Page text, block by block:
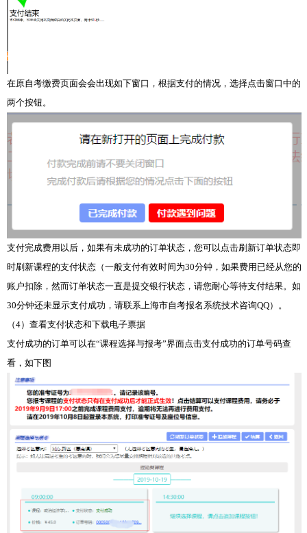
在原自考缴费页面会会出现如下窗口，根据支付的情况，选择点击窗口中的
两个按钮。
支付完成费用以后，如果有未成功的订单状态，您可以点击刷新订单状态即
时刷新课程的支付状态（一般支付有效时间为30分钟，如果费用已经从您的
账户扣除，然而订单状态一直是提交银行状态，请您耐心等待支付结果。如
30分钟还未显示支付成功，请联系上海市自考报名系统技术咨询QQ）。
（4）查看支付状态和下载电子票据
支付成功的订单可以在“课程选择与报考”界面点击支付成功的订单号码查
看，如下图